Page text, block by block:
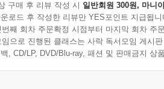
구매 후 리뷰 작성 시 일반회원 300원, 마니
로드 후 작성한 리뷰만 YES포인트 지급됩니
번째 회차 주문확정 시점부터 마지막 회차 주
으로 진행된 클래스는 사락 독서모임 게시
, CD/LP, DVD/Blu-ray, 패션 및 판매금지 상